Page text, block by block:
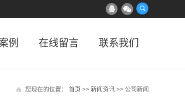
例 在线留言 联系我们
您现在的位置： 首页 >> 新闻资讯 >> 公司新闻